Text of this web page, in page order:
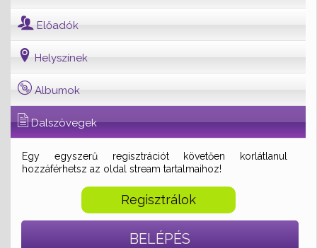
Előadók
Helyszínek
Albumok
Dalszövegek
Egy egyszerű regisztrációt követően korlátlanul
hozzáférhetsz az oldal stream tartalmaihoz!
Regisztrálok
BELÉPÉS